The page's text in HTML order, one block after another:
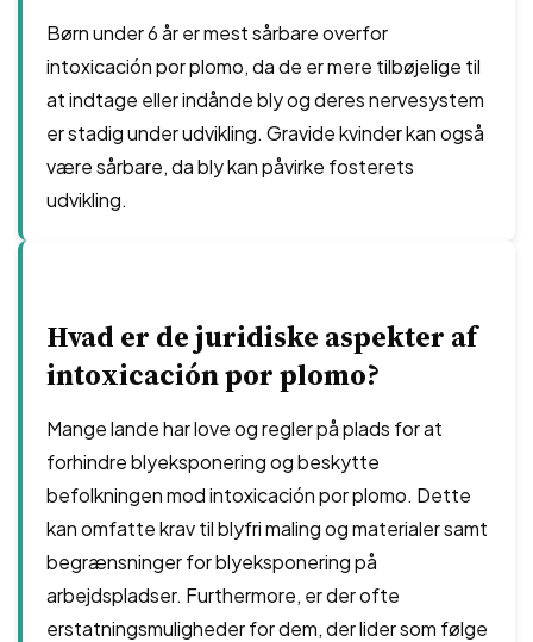
Børn under 6 år er mest sårbare overfor
intoxicación por plomo, da de er mere tilbøjelige til
at indtage eller indånde bly og deres nervesystem
er stadig under udvikling. Gravide kvinder kan også
være sårbare, da bly kan påvirke fosterets
udvikling.
Hvad er de juridiske aspekter af
intoxicación por plomo?
Mange lande har love og regler på plads for at
forhindre blyeksponering og beskytte
befolkningen mod intoxicación por plomo. Dette
kan omfatte krav til blyfri maling og materialer samt
begrænsninger for blyeksponering på
arbejdspladser. Furthermore, er der ofte
erstatningsmuligheder for dem, der lider som følge